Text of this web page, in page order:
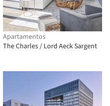
Apartamentos
The Charles / Lord Aeck Sargent